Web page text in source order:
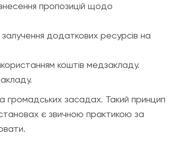
пропозицій щодо
додаткових ресурсів на
коштів медзакладу.
громадських засадах. Такий принцип
є звичною практикою за